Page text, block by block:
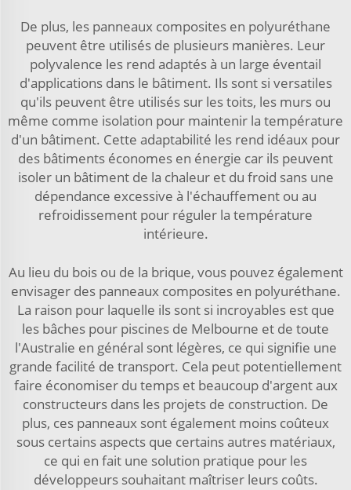
De plus, les panneaux composites en polyuréthane
peuvent être utilisés de plusieurs manières. Leur
polyvalence les rend adaptés à un large éventail
d'applications dans le bâtiment. Ils sont si versatiles
qu'ils peuvent être utilisés sur les toits, les murs ou
même comme isolation pour maintenir la température
d'un bâtiment. Cette adaptabilité les rend idéaux pour
des bâtiments économes en énergie car ils peuvent
isoler un bâtiment de la chaleur et du froid sans une
dépendance excessive à l'échauffement ou au
refroidissement pour réguler la température
intérieure.
Au lieu du bois ou de la brique, vous pouvez également
envisager des panneaux composites en polyuréthane.
La raison pour laquelle ils sont si incroyables est que
les bâches pour piscines de Melbourne et de toute
l'Australie en général sont légères, ce qui signifie une
grande facilité de transport. Cela peut potentiellement
faire économiser du temps et beaucoup d'argent aux
constructeurs dans les projets de construction. De
plus, ces panneaux sont également moins coûteux
sous certains aspects que certains autres matériaux,
ce qui en fait une solution pratique pour les
développeurs souhaitant maîtriser leurs coûts.